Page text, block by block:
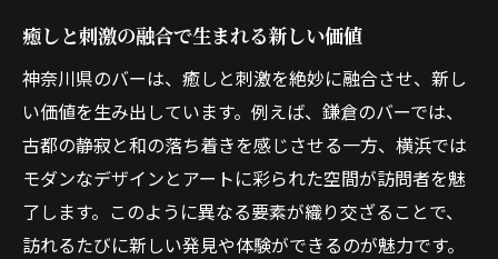
癒しと刺激の融合で生まれる新しい価値
神奈川県のバーは、癒しと刺激を絶妙に融合させ、新し
い価値を生み出しています。例えば、鎌倉のバーでは、
古都の静寂と和の落ち着きを感じさせる一方、横浜では
モダンなデザインとアートに彩られた空間が訪問者を魅
了します。このように異なる要素が織り交ざることで、
訪れるたびに新しい発見や体験ができるのが魅力です。